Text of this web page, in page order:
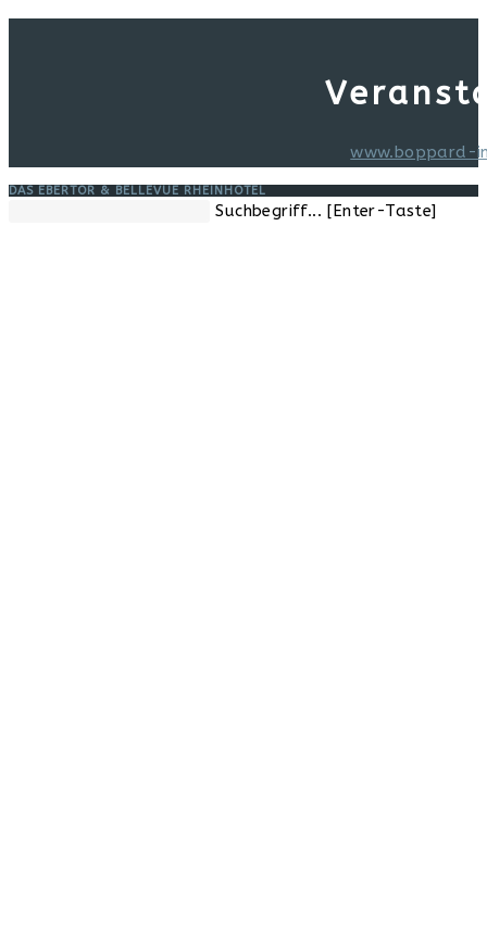
www.boppard-
DAS EBERTOR & BELLEVUE RHEINHOTEL
Suchbegriff... [Enter-Taste]